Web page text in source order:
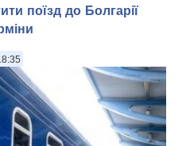
поїзд до Болгарії